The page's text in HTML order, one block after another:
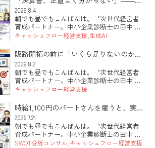
の社長にこそ効くAIの使い方
2026.8.4
朝でも昼でもこんばんは。〝次世代経営者
育成パートナー〟中小企業診断士の田中 健
太郎です。 本日は「決算書が読めない社長
になる第一歩」のお話です。最近シリーズ
でお伝えしているAI活用 […]
キャッシュフロー経営支援 生成AI
販路開拓の前に「いくら足りないのか」
を出していますか
2026.8.2
朝でも昼でもこんばんは。〝次世代経営者
育成パートナー〟中小企業診断士の田中 健
太郎です。 本日は「販路開拓と数字のつな
と自体は、まったく正しい。ただ、現状の
数字を握らないまま「とにか […]
キャッシュフロー経営支援
時給1,100円のパートさんを雇うと、実際
いくらかかるのか？っていう雇用問題の
話。
2026.7.21
朝でも昼でもこんばんは。〝次世代経営者
育成パートナー〟中小企業診断士の田中 健
太郎です。 本日は「人を雇うのが怖い」と
SWOT分析コンサル キャッシュフロー経営支援